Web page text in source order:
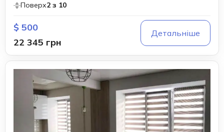
Поверх2 з 10
$ 500
22 345 грн
Детальніше